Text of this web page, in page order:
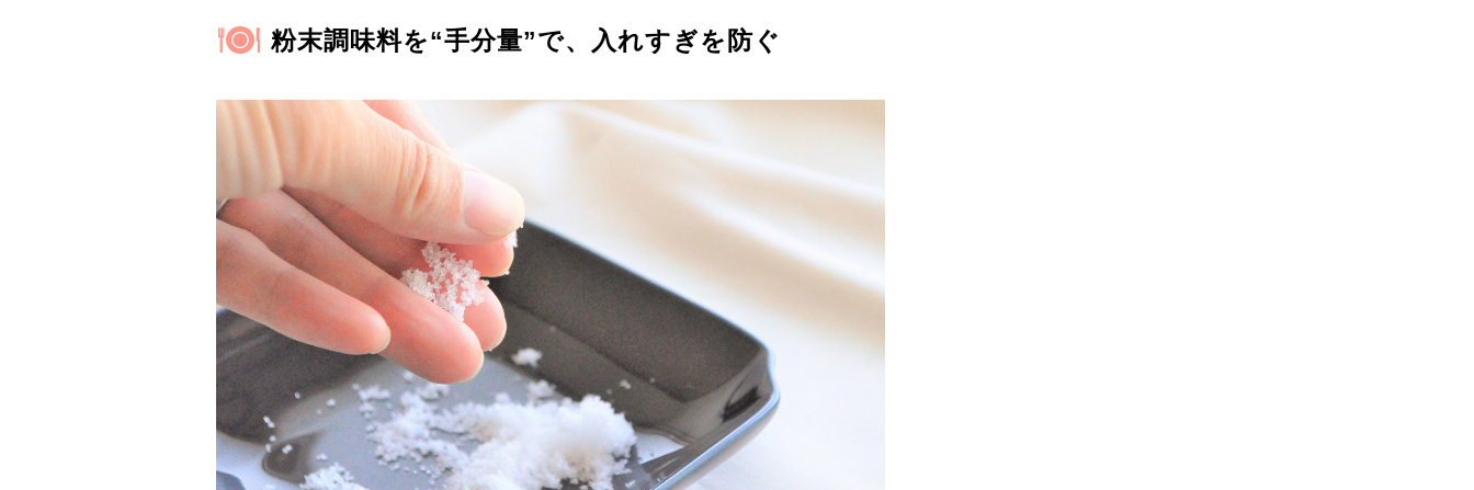
粉末調味料を“手分量”で、入れすぎを防ぐ